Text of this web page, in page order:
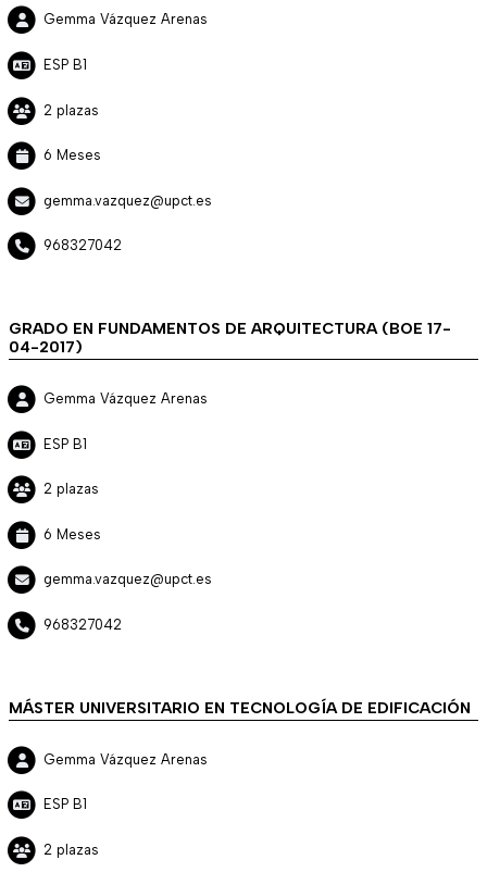
Gemma Vázquez Arenas
ESP B1
2 plazas
6 Meses
gemma.vazquez@upct.es
968327042
GRADO EN FUNDAMENTOS DE ARQUITECTURA (BOE 17-
04-2017)
Gemma Vázquez Arenas
ESP B1
2 plazas
6 Meses
gemma.vazquez@upct.es
968327042
MÁSTER UNIVERSITARIO EN TECNOLOGÍA DE EDIFICACIÓN
Gemma Vázquez Arenas
ESP B1
2 plazas